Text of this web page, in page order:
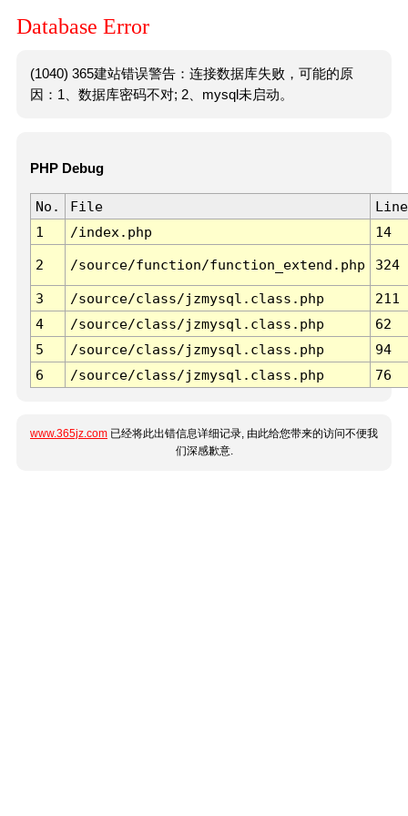
Database Error
(1040) 365建站错误警告：连接数据库失败，可能的原
因：1、数据库密码不对; 2、mysql未启动。
PHP Debug
No. File
Line
1
/index.php 14
2 /source/function/function_extend.php 324
3 /source/class/jzmysql.class.php
211
4
/source/class/jzmysql.class.php
62
5
/source/class/jzmysql.class.php
94
6
/source/class/jzmysql.class.php 76
www.365jz.com 已经将此出错信息详细记录, 由此给您带来的访问不便我
们深感歉意.